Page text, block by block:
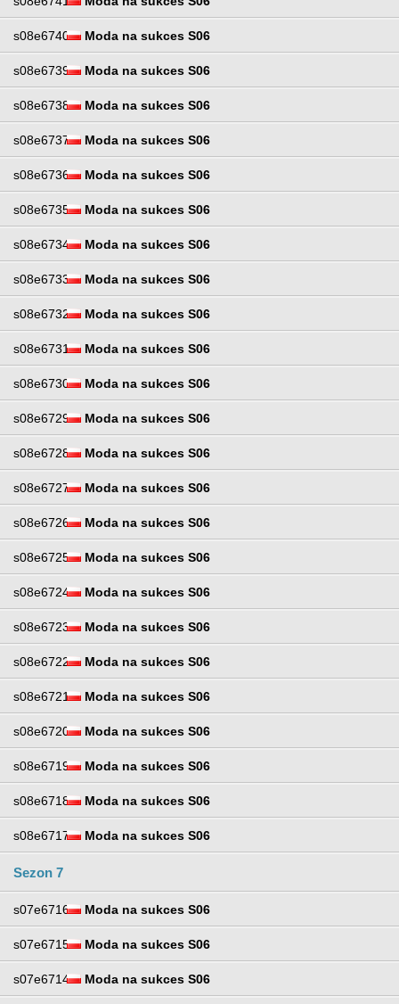
s08e6740 Moda na sukces S06
s08e6739 Moda na sukces S06
s08e6738 Moda na sukces S06
s08e6737 Moda na sukces S06
s08e6736 Moda na sukces S06
s08e6735 Moda na sukces S06
s08e6734 Moda na sukces S06
s08e6733 Moda na sukces S06
s08e6732 Moda na sukces S06
s08e6731 Moda na sukces S06
s08e6730 Moda na sukces S06
s08e6729 Moda na sukces S06
s08e6728 Moda na sukces S06
s08e6727 Moda na sukces S06
s08e6726 Moda na sukces S06
s08e6725 Moda na sukces S06
s08e6724 Moda na sukces S06
s08e6723 Moda na sukces S06
s08e6722 Moda na sukces S06
s08e6721 Moda na sukces S06
s08e6720 Moda na sukces S06
s08e6719 Moda na sukces S06
s08e6718 Moda na sukces S06
s08e6717 Moda na sukces S06
Sezon 7
s07e6716 Moda na sukces S06
s07e6715 Moda na sukces S06
s07e6714 Moda na sukces S06